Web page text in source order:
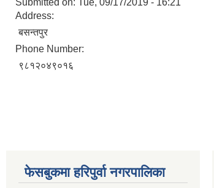
Submitted on: Tue, 09/17/2019 - 16:21
Address:
बसन्तपुर
Phone Number:
९८१२०४९०१६
फेसबुकमा हरिपुर्वा नगरपालिका